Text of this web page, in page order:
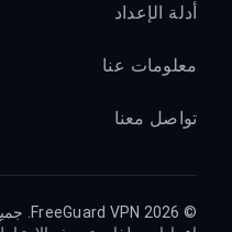
أدلة الإعداد
معلومات عنا
تواصل معنا
© 2026 FreeGuard VPN. جميع الحقوق محفوظة.